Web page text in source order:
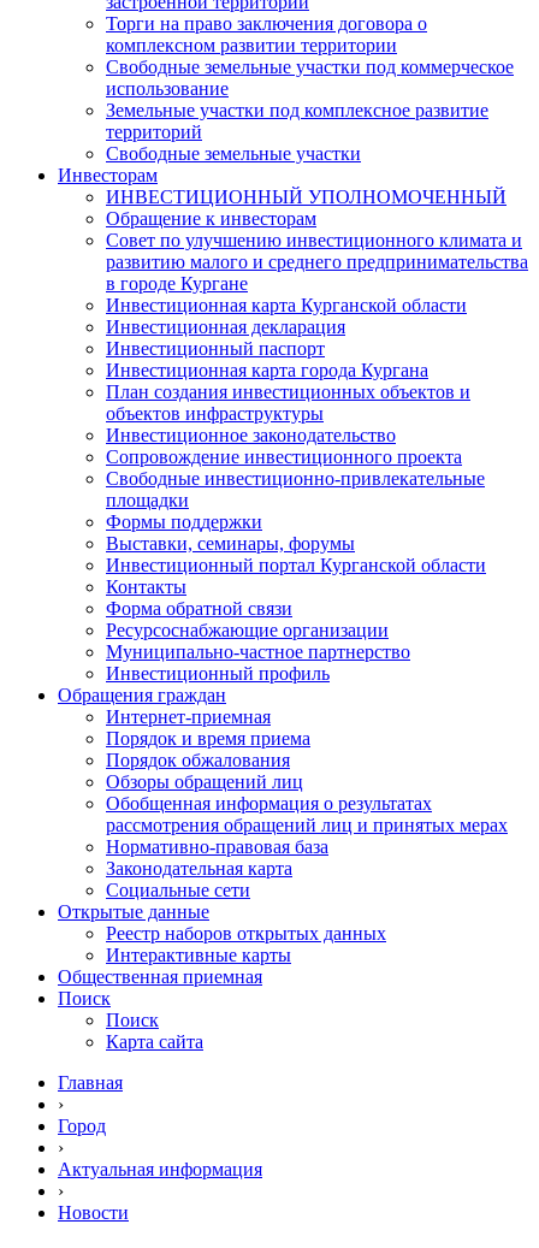
Торги на право заключения договора о
комплексном развитии территории
Свободные земельные участки под коммерческое
использование
Земельные участки под комплексное развитие
территорий
Свободные земельные участки
Инвесторам
ИНВЕСТИЦИОННЫЙ УПОЛНОМОЧЕННЫЙ
Обращение к инвесторам
Совет по улучшению инвестиционного климата и
развитию малого и среднего предпринимательства
в городе Кургане
Инвестиционная карта Курганской области
Инвестиционная декларация
Инвестиционный паспорт
Инвестиционная карта города Кургана
План создания инвестиционных объектов и
объектов инфраструктуры
Инвестиционное законодательство
Сопровождение инвестиционного проекта
Свободные инвестиционно-привлекательные
площадки
Формы поддержки
Выставки, семинары, форумы
Инвестиционный портал Курганской области
Контакты
Форма обратной связи
Ресурсоснабжающие организации
Муниципально-частное партнерство
Инвестиционный профиль
Обращения граждан
Интернет-приемная
Порядок и время приема
Порядок обжалования
Обзоры обращений лиц
Обобщенная информация о результатах
рассмотрения обращений лиц и принятых мерах
Нормативно-правовая база
Законодательная карта
Социальные сети
Открытые данные
Реестр наборов открытых данных
Интерактивные карты
Общественная приемная
Поиск
Поиск
Карта сайта
Главная
›
Город
›
Актуальная информация
›
Новости